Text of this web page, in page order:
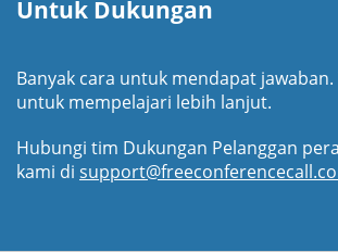
Untuk Dukungan
Banyak cara untuk mendapat
untuk mempelajari lebih lanjut.
Hubungi tim Dukungan Pelanggan
kami di